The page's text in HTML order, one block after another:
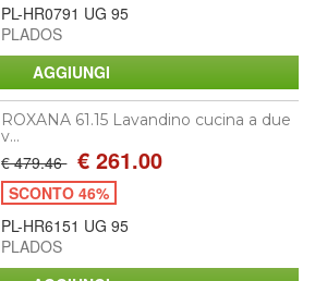
PL-HR0791 UG 95
PLADOS
ROXANA 61.15 Lavandino cucina a due
v...
€ 479.46 € 261.00
SCONTO 46%
PL-HR6151 UG 95
PLADOS